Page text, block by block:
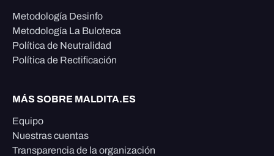
Metodología Desinfo
Metodología La Buloteca
Política de Neutralidad
Política de Rectificación
MÁS SOBRE MALDITA.ES
Equipo
Nuestras cuentas
Transparencia de la organización